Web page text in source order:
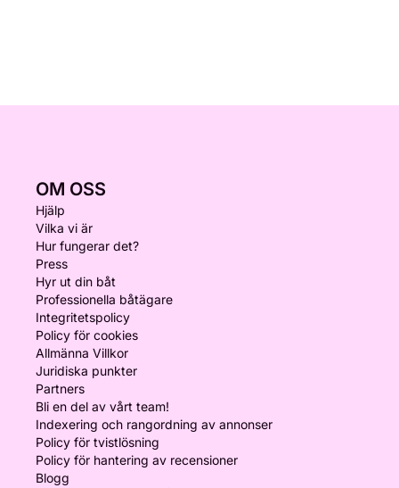
OM OSS
Hjälp
Vilka vi är
Hur fungerar det?
Press
Hyr ut din båt
Professionella båtägare
Integritetspolicy
Policy för cookies
Allmänna Villkor
Juridiska punkter
Partners
Bli en del av vårt team!
Indexering och rangordning av annonser
Policy för tvistlösning
Policy för hantering av recensioner
Blogg